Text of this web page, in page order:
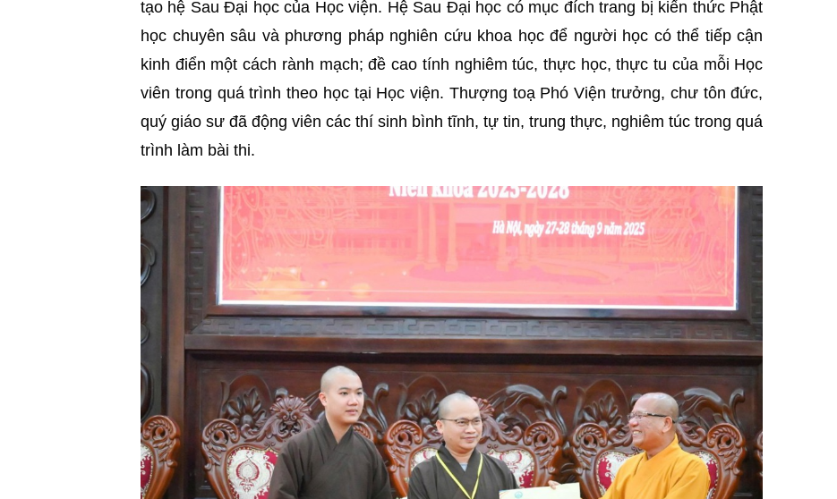
tạo hệ Sau Đại học của Học viện. Hệ Sau Đại học có mục đích trang bị kiến thức Phật
học chuyên sâu và phương pháp nghiên cứu khoa học để người học có thể tiếp cận
kinh điển một cách rành mạch; đề cao tính nghiêm túc, thực học, thực tu của mỗi Học
viên trong quá trình theo học tại Học viện. Thượng toạ Phó Viện trưởng, chư tôn đức,
quý giáo sư đã động viên các thí sinh bình tĩnh, tự tin, trung thực, nghiêm túc trong quá
trình làm bài thi.